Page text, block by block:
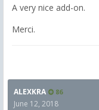
A very nice add-on.
Merci.
ALEXKRA 86
June 12, 2018